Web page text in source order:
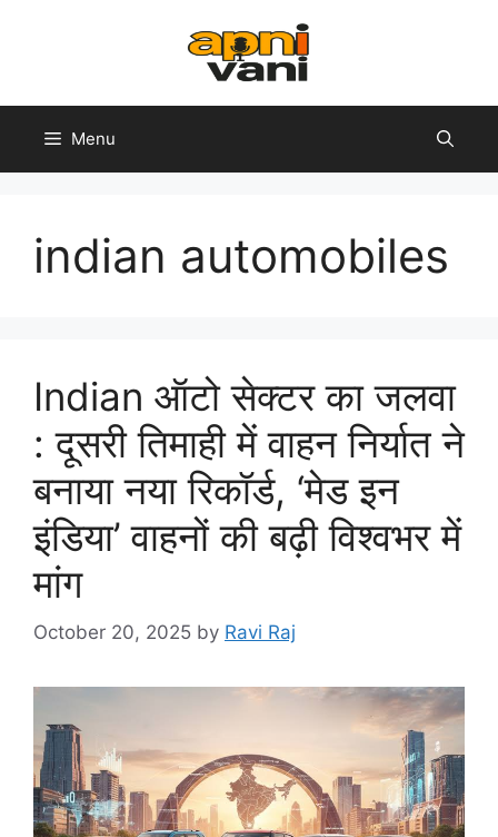
Menu
indian automobiles
Indian ऑटो सेक्टर का जलवा
: दूसरी तिमाही में वाहन निर्यात ने
बनाया नया रिकॉर्ड, ‘मेड इन
इंडिया’ वाहनों की बढ़ी विश्वभर में
मांग
October 20, 2025 by Ravi Raj